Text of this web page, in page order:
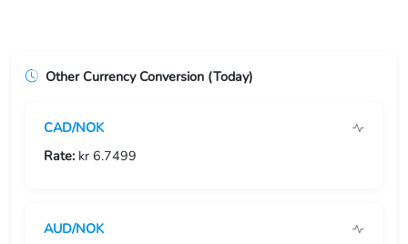
USD/GBP
Other Currency Conversion (Today)
CAD/NOK
Rate: kr 6.7499
AUD/NOK